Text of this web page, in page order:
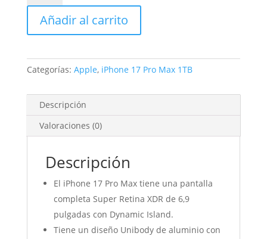
Pro
Max
1TB
oscuro
cantidad
Añadir al carrito
Categorías: Apple, iPhone 17 Pro Max 1TB
Descripción
Valoraciones (0)
Descripción
El iPhone 17 Pro Max tiene una pantalla
completa Super Retina XDR de 6,9
pulgadas con Dynamic Island.
Tiene un diseño Unibody de aluminio con